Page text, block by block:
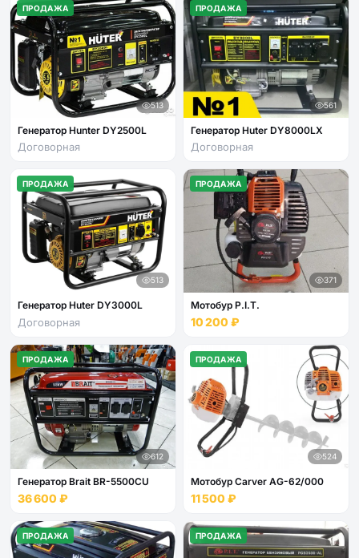
ПРОДАЖА
513
Генератор Hunter DY2500L
Договорная
ПРОДАЖА
561
Генератор Huter DY8000LX
Договорная
ПРОДАЖА
513
Генератор Huter DY3000L
Договорная
ПРОДАЖА
371
Мотобур P.I.T.
10 200 ₽
ПРОДАЖА
612
Генератор Brait BR-5500CU
36 600 ₽
ПРОДАЖА
524
Мотобур Carver AG-62/000
11 500 ₽
ПРОДАЖА ПРОДАЖА